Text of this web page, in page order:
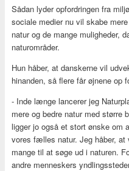
Sådan lyder opfordringen fra
sociale medier nu vil skabe
natur og de mange muligheder,
naturområder.
Hun håber, at danskerne vil
hinanden, så flere får øjnene op
- Inde længe lancerer jeg
mere og bedre natur med større
ligger jo også et stort ønske om
vores fælles natur. Jeg håber,
mange til at søge ud i naturen.
andre menneskers